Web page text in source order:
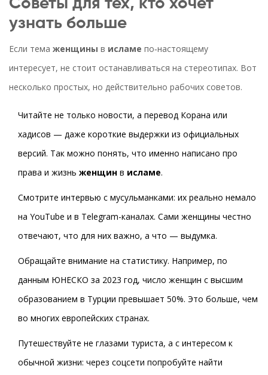
Советы для тех, кто хочет
узнать больше
Если тема женщины в исламе по‑настоящему
интересует, не стоит останавливаться на стереотипах. Вот
несколько простых, но действительно рабочих советов.
Читайте не только новости, а перевод Корана или
хадисов — даже короткие выдержки из официальных
версий. Так можно понять, что именно написано про
права и жизнь женщин в исламе.
Смотрите интервью с мусульманками: их реально немало
на YouTube и в Telegram-каналах. Сами женщины честно
отвечают, что для них важно, а что — выдумка.
Обращайте внимание на статистику. Например, по
данным ЮНЕСКО за 2023 год, число женщин с высшим
образованием в Турции превышает 50%. Это больше, чем
во многих европейских странах.
Путешествуйте не глазами туриста, а с интересом к
обычной жизни: через соцсети попробуйте найти